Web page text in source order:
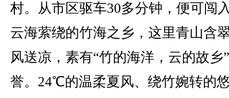
村。从市区驱车30多分钟，便可闯
云海萦绕的竹海之乡，这里青山含
风送凉，素有“竹的海洋，云的故乡
誉。24℃的温柔夏风、绕竹婉转的